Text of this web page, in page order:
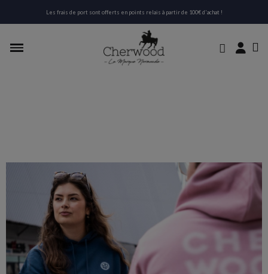
Les frais de port sont offerts en points relais à partir de 100€ d'achat !